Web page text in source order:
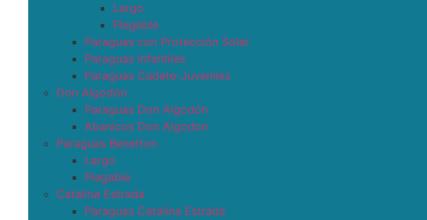
Largo
Plegable
Paraguas con Protección Solar
Paraguas infantiles
Paraguas Cadete-Juveniles
Don Algodón
Paraguas Don Algodón
Abanicos Don Algodon
Paraguas Benetton
Largo
Plegable
Catalina Estrada
Paraguas Catalina Estrada